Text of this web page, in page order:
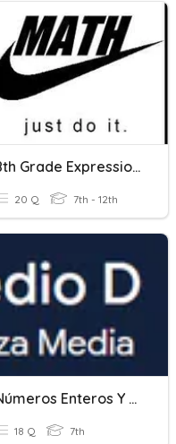
8th Grade Expressions, Equations, And Functions Review
20 Q 7th - 12th
Números Enteros Y Racionales
18 Q 7th